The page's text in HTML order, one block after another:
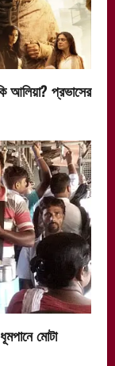
আলিয়া? প্রভাসের
মোটা